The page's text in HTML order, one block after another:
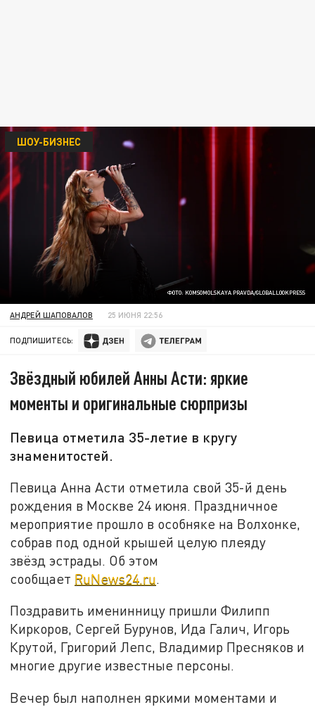
ФОТО: KOMSOMOLSKAYA PRAVDA/GLOBALLOOKPRESS
ШОУ-БИЗНЕС
АНДРЕЙ ШАПОВАЛОВ 25 ИЮНЯ 22:56
ПОДПИШИТЕСЬ:
Звёздный юбилей Анны Асти: яркие
моменты и оригинальные сюрпризы
Певица отметила 35-летие в кругу
знаменитостей.
Певица Анна Асти отметила свой 35-й день
рождения в Москве 24 июня. Праздничное
мероприятие прошло в особняке на Волхонке,
собрав под одной крышей целую плеяду
звёзд эстрады. Об этом
сообщает RuNews24.ru.
Поздравить именинницу пришли Филипп
Киркоров, Сергей Бурунов, Ида Галич, Игорь
Крутой, Григорий Лепс, Владимир Пресняков и
многие другие известные персоны.
Вечер был наполнен яркими моментами и